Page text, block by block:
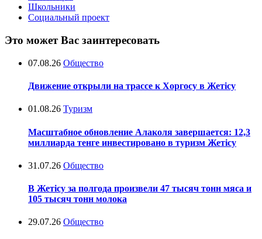
Школьники
Социальный проект
Это может Вас заинтересовать
07.08.26 Общество
Движение открыли на трассе к Хоргосу в Жетісу
01.08.26 Туризм
Масштабное обновление Алаколя завершается: 12,3
миллиарда тенге инвестировано в туризм Жетісу
31.07.26 Общество
В Жетісу за полгода произвели 47 тысяч тонн мяса и
105 тысяч тонн молока
29.07.26 Общество